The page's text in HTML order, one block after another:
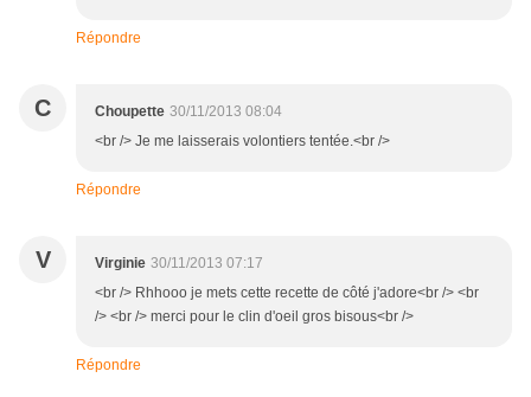
Répondre
C Choupette 30/11/2013 08:04
<br /> Je me laisserais volontiers tentée.<br />
Répondre
V Virginie 30/11/2013 07:17
<br /> Rhhooo je mets cette recette de côté j'adore<br /> <br
/> <br /> merci pour le clin d'oeil gros bisous<br />
Répondre